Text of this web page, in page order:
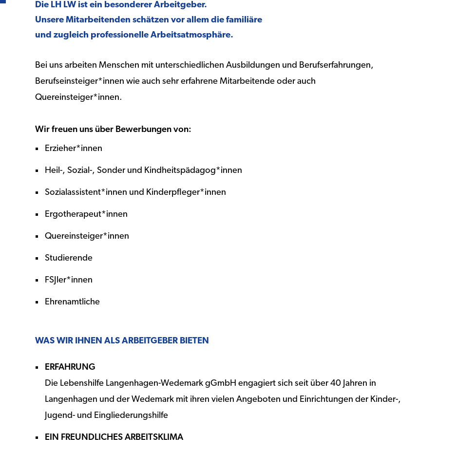
Die LH LW ist ein besonderer Arbeitgeber.
Unsere Mitarbeitenden schätzen vor allem die familiäre
und zugleich professionelle Arbeitsatmosphäre.
Bei uns arbeiten Menschen mit unterschiedlichen Ausbildungen und Berufserfahrungen,
Berufseinsteiger*innen wie auch sehr erfahrene Mitarbeitende oder auch
Quereinsteiger*innen.
Wir freuen uns über Bewerbungen von:
Erzieher*innen
Heil-, Sozial-, Sonder und Kindheitspädagog*innen
Sozialassistent*innen und Kinderpfleger*innen
Ergotherapeut*innen
Quereinsteiger*innen
Studierende
FSJler*innen
Ehrenamtliche
WAS WIR IHNEN ALS ARBEITGEBER BIETEN
ERFAHRUNG
Die Lebenshilfe Langenhagen-Wedemark gGmbH engagiert sich seit über 40 Jahren in
Langenhagen und der Wedemark mit ihren vielen Angeboten und Einrichtungen der Kinder-,
Jugend- und Eingliederungshilfe
EIN FREUNDLICHES ARBEITSKLIMA